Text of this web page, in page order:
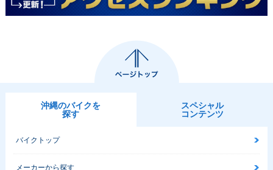
沖縄のバイクを
探す
スペシャル
コンテンツ
バイクトップ
メーカーから探す